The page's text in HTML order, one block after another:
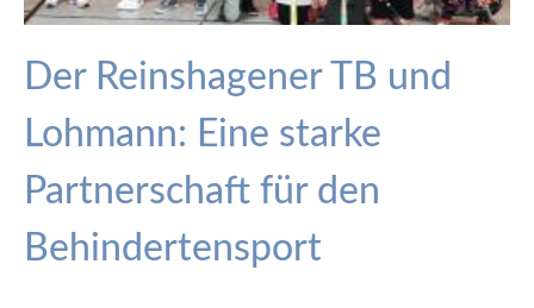
Der Reinshagener TB und
Lohmann: Eine starke
Partnerschaft für den
Behindertensport